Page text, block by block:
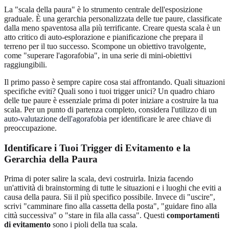
La "scala della paura" è lo strumento centrale dell'esposizione
graduale. È una gerarchia personalizzata delle tue paure, classificate
dalla meno spaventosa alla più terrificante. Creare questa scala è un
atto critico di auto-esplorazione e pianificazione che prepara il
terreno per il tuo successo. Scompone un obiettivo travolgente,
come "superare l'agorafobia", in una serie di mini-obiettivi
raggiungibili.
Il primo passo è sempre capire cosa stai affrontando. Quali situazioni
specifiche eviti? Quali sono i tuoi trigger unici? Un quadro chiaro
delle tue paure è essenziale prima di poter iniziare a costruire la tua
scala. Per un punto di partenza completo, considera l'utilizzo di un
auto-valutazione dell'agorafobia per identificare le aree chiave di
preoccupazione.
Identificare i Tuoi Trigger di Evitamento e la
Gerarchia della Paura
Prima di poter salire la scala, devi costruirla. Inizia facendo
un'attività di brainstorming di tutte le situazioni e i luoghi che eviti a
causa della paura. Sii il più specifico possibile. Invece di "uscire",
scrivi "camminare fino alla cassetta della posta", "guidare fino alla
città successiva" o "stare in fila alla cassa". Questi comportamenti
di evitamento sono i pioli della tua scala.